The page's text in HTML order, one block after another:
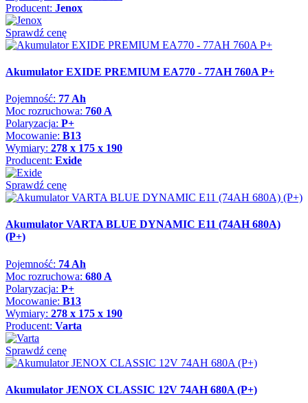
Producent: Jenox
Sprawdź cenę
Akumulator EXIDE PREMIUM EA770 - 77AH 760A P+
Pojemność: 77 Ah
Moc rozruchowa: 760 A
Polaryzacja: P+
Mocowanie: B13
Wymiary: 278 x 175 x 190
Producent: Exide
Sprawdź cenę
Akumulator VARTA BLUE DYNAMIC E11 (74AH 680A)
(P+)
Pojemność: 74 Ah
Moc rozruchowa: 680 A
Polaryzacja: P+
Mocowanie: B13
Wymiary: 278 x 175 x 190
Producent: Varta
Sprawdź cenę
Akumulator JENOX CLASSIC 12V 74AH 680A (P+)